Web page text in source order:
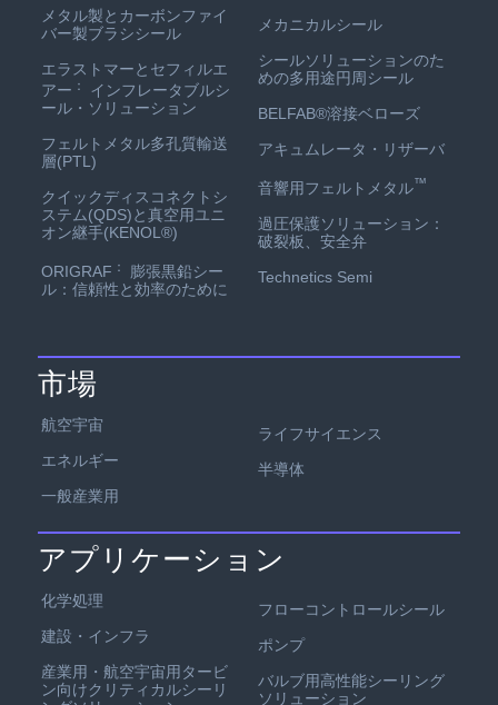
メタル製とカーボンファイ
バー製ブラシシール
エラストマーとセフィルエ
アー ：
インフレータブルシ
ール・ソリューション
フェルトメタル多孔質輸送
層(PTL)
クイックディスコネクトシ
ステム(QDS)と真空用ユニ
オン継手(KENOL®)
ORIGRAF ：
膨張黒鉛シー
ル：信頼性と効率のために
メカニカルシール
シールソリューションのた
めの多用途円周シール
BELFAB®溶接ベローズ
アキュムレータ・リザーバ
音響用フェルトメタル™
過圧保護ソリューション：
破裂板、安全弁
Technetics Semi
市場
航空宇宙
エネルギー
一般産業用
ライフサイエンス
半導体
アプリケーション
化学処理
建設・インフラ
産業用・航空宇宙用タービ
ン向けクリティカルシーリ
フローコントロールシール
ポンプ
バルブ用高性能シーリング
ソリューション